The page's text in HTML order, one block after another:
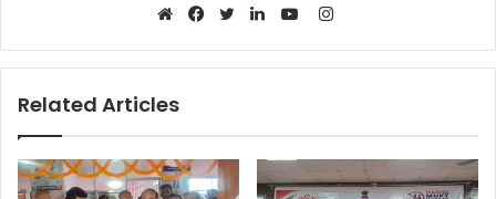
Instagram
Related Articles